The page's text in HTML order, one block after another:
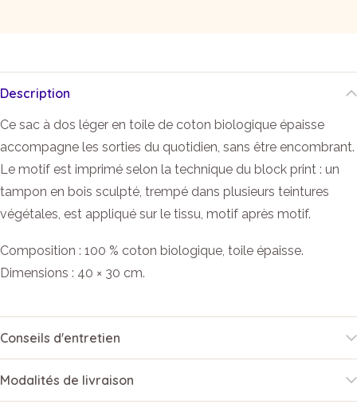
Description
Ce sac à dos léger en toile de coton biologique épaisse
accompagne les sorties du quotidien, sans être encombrant.
Le motif est imprimé selon la technique du block print : un
tampon en bois sculpté, trempé dans plusieurs teintures
végétales, est appliqué sur le tissu, motif après motif.
Composition : 100 % coton biologique, toile épaisse.
Dimensions : 40 × 30 cm.
Conseils d'entretien
Modalités de livraison